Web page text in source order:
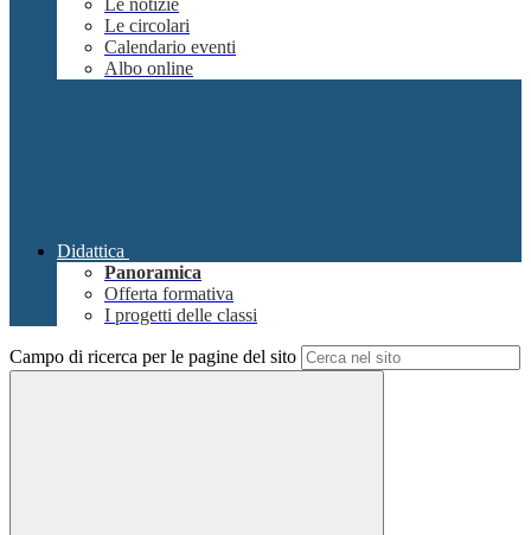
Le notizie
Le circolari
Calendario eventi
Albo online
Didattica
Panoramica
Offerta formativa
I progetti delle classi
Campo di ricerca per le pagine del sito